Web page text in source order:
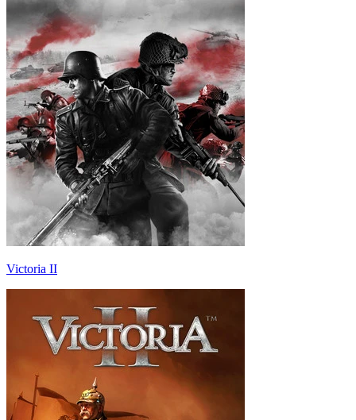
Victoria II